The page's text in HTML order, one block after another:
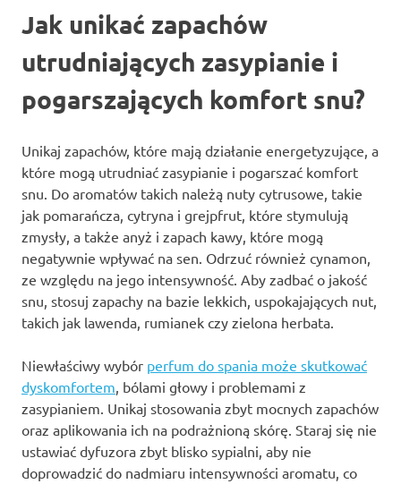
Jak unikać zapachów
utrudniających zasypianie i
pogarszających komfort snu?
Unikaj zapachów, które mają działanie energetyzujące, a
które mogą utrudniać zasypianie i pogarszać komfort
snu. Do aromatów takich należą nuty cytrusowe, takie
jak pomarańcza, cytryna i grejpfrut, które stymulują
zmysły, a także anyż i zapach kawy, które mogą
negatywnie wpływać na sen. Odrzuć również cynamon,
ze względu na jego intensywność. Aby zadbać o jakość
snu, stosuj zapachy na bazie lekkich, uspokajających nut,
takich jak lawenda, rumianek czy zielona herbata.
Niewłaściwy wybór perfum do spania może skutkować
dyskomfortem, bólami głowy i problemami z
zasypianiem. Unikaj stosowania zbyt mocnych zapachów
oraz aplikowania ich na podrażnioną skórę. Staraj się nie
ustawiać dyfuzora zbyt blisko sypialni, aby nie
doprowadzić do nadmiaru intensywności aromatu, co